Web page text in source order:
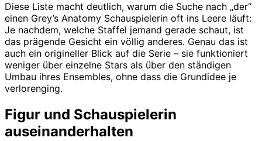
Diese Liste macht deutlich, warum die Suche nach „der“
einen Grey’s Anatomy Schauspielerin oft ins Leere läuft:
Je nachdem, welche Staffel jemand gerade schaut, ist
das prägende Gesicht ein völlig anderes. Genau das ist
auch ein origineller Blick auf die Serie – sie funktioniert
weniger über einzelne Stars als über den ständigen
Umbau ihres Ensembles, ohne dass die Grundidee je
verlorenging.
Figur und Schauspielerin
auseinanderhalten